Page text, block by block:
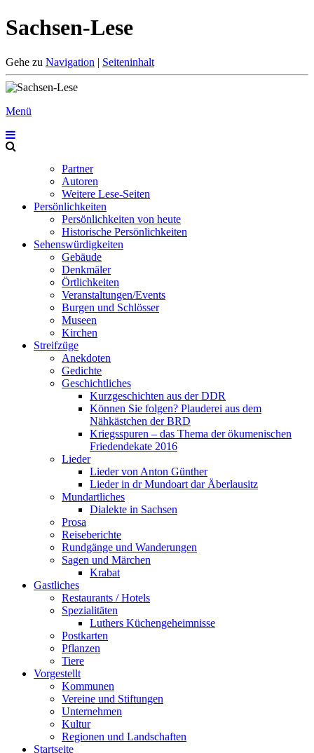
Sachsen-Lese
Gehe zu Navigation | Seiteninhalt
Menü
Partner
Autoren
Weitere Lese-Seiten
Persönlichkeiten
Persönlichkeiten von heute
Historische Persönlichkeiten
Sehenswürdigkeiten
Gebäude
Denkmäler
Örtlichkeiten
Veranstaltungen/Events
Burgen und Schlösser
Museen
Kirchen
Streifzüge
Anekdoten
Gedichte
Geschichtliches
Kurzgeschichten aus der DDR
Können Sie folgen? Plauderei aus dem
Nähkästchen der BRD
Kriegsspuren – das Thema der ökumenischen
Friedendekate 2016
Lieder
Lieder von Anton Günther
Lieder in dr Mundoart dar Äberlausitz
Mundartliches
Dialekte in Sachsen
Prosa
Reiseberichte
Rundgänge und Wanderungen
Sagen und Märchen
Krabat
Gastliches
Restaurants / Hotels
Spezialitäten
Luthers Küchengeheimnisse
Postkarten
Pflanzen
Tiere
Vorgestellt
Kommunen
Vereine und Stiftungen
Unternehmen
Kultur
Regionen und Landschaften
Startseite